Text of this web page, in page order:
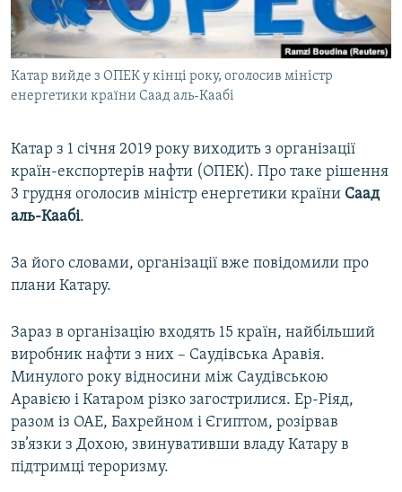
ВІДЕОУРОКИ «ELIFBE»
СВІДЧЕННЯ ОКУПАЦІЇ
УКРАЇНСЬКА ПРОБЛЕМА КРИМУ
Русский
Qırımtatar
Усі сайти RFE/RL
Катар вийде з ОПЕК у кінці року, оголосив міністр
енергетики країни Саад аль-Каабі
Катар з 1 січня 2019 року виходить з організації
країн-експортерів нафти (ОПЕК). Про таке рішення
3 грудня оголосив міністр енергетики країни Саад
аль-Каабі.
За його словами, організації вже повідомили про
плани Катару.
Зараз в організацію входять 15 країн, найбільший
виробник нафти з них – Саудівська Аравія.
Минулого року відносини між Саудівською
Аравією і Катаром різко загострилися. Ер-Ріяд,
разом із ОАЕ, Бахрейном і Єгиптом, розірвав
зв’язки з Дохою, звинувативши владу Катару в
підтримці тероризму.